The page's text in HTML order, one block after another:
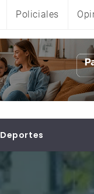
Policiales
Deportes